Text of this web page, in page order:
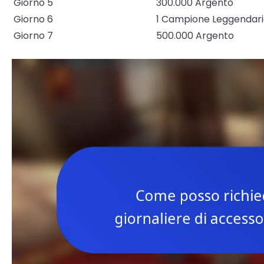
Giorno 6
1 Campione
Giorno 7
500.000 Argento